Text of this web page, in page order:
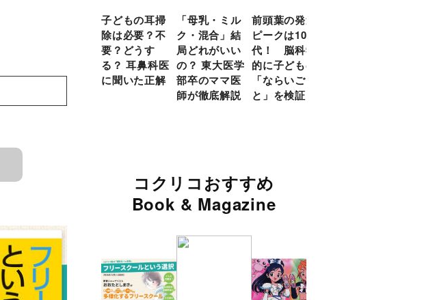
子どもの耳掃
除は必要？不
要？どうす
る？ 耳鼻科医
に聞いた正解
「母乳・ミル
ク・混合」結
局どれがいい
の？ 東大医学
部卒のママ医
師が徹底解説
前頭葉の発達
ピークは10
代！ 脳科学
的に子どもの
「ならいご
と」を検証
コクリコおすすめ
Book & Magazine